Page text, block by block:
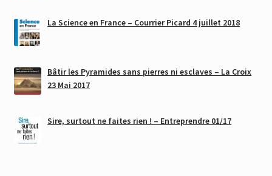
La Science en France – Courrier Picard 4 juillet 2018
Bâtir les Pyramides sans pierres ni esclaves – La Croix
23 Mai 2017
Sire, surtout ne faites rien ! – Entreprendre 01/17